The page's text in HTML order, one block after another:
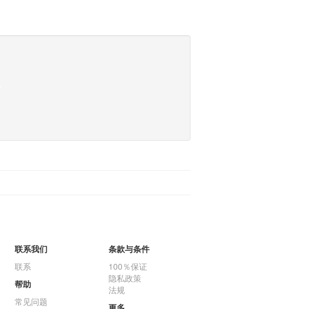
联系我们
联系
帮助
常见问题
条款与条件
100％保证
隐私政策
法规